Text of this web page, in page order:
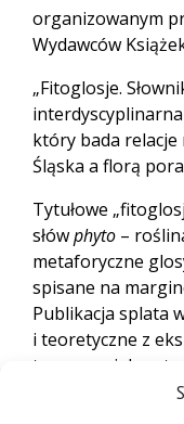
organizowanym
Wydawców
„Fitoglosje.
który bada relacje
Śląska a florą
Tytułowe
słówphyto –
metaforyczne
spisane na
Publikacja splata
i teoretyczne z
tworząc
Autorzy badają w